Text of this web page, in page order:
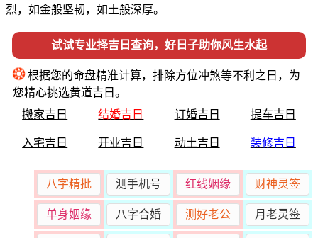
烈，如金般坚韧，如土般深厚。
试试专业择吉日查询，好日子助你风生水起
❂根据您的命盘精准计算，排除方位冲煞等不利之日，为
您精心挑选黄道吉日。
搬家吉日
结婚吉日 订婚吉日 提车吉日
入宅吉日 开业吉日 动土吉日 装修吉日
八字精批 测手机号 红线姻缘 财神灵签
单身姻缘 八字合婚 测好老公 月老灵签